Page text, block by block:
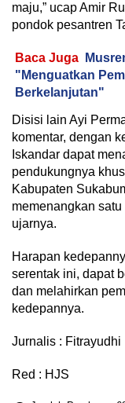
maju,” ucap Amir
pondok pesantren
Baca Juga
"Menguatkan
Berkelanjutan"
Disisi lain Ayi
komentar, dengan
Iskandar dapat
pendukungnya
Kabupaten
memenangkan
ujarnya.
Harapan
serentak ini, dapat
dan melahirkan
kedepannya.
Jurnalis : Fitrayudhi
Red : HJS